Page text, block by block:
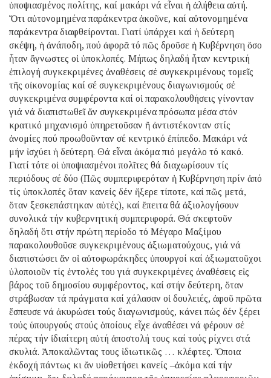
ὑποψιασμένος πολίτης, καί μακάρι νά εἶναι ἡ ἀλήθεια αὐτή.
Ὅτι αὐτονομημένα παράκεντρα ἀκοῦνε, καί αὐτονομημένα
παράκεντρα διαφθείρονται. Γιατί ὑπάρχει καί ἡ δεύτερη
σκέψη, ἡ ἀνάποδη, πού ἀφορᾶ τό πῶς δροῦσε ἡ Κυβέρνηση ὅσο
ἦταν ἄγνωστες οἱ ὑποκλοπές. Μήπως δηλαδή ἦταν κεντρική
ἐπιλογή συγκεκριμένες ἀναθέσεις σέ συγκεκριμένους τομεῖς
τῆς οἰκονομίας καί σέ συγκεκριμένους διαγωνισμούς σέ
συγκεκριμένα συμφέροντα καί οἱ παρακολουθήσεις γίνονταν
γιά νά διαπιστωθεῖ ἄν συγκεκριμένα πρόσωπα μέσα στόν
κρατικό μηχανισμό ὑπηρετοῦσαν ἤ ἀντιστέκονταν στίς
ἀνομίες πού προωθοῦνταν σέ κεντρικό ἐπίπεδο. Μακάρι νά
μήν ἰσχύει ἡ δεύτερη. Θά εἶναι ἀκόμα πιό μεγάλο τό κακό.
Γιατί τότε οἱ ὑποψιασμένοι πολῖτες θά διαχωρίσουν τίς
περιόδους σέ δύο (Πῶς συμπεριφερόταν ἡ Κυβέρνηση πρίν ἀπό
τίς ὑποκλοπές ὅταν κανείς δέν ἤξερε τίποτε, καί πῶς μετά,
ὅταν ξεσκεπάστηκαν αὐτές), καί ἔπειτα θά ἀξιολογήσουν
συνολικά τήν κυβερνητική συμπεριφορά. Θά σκεφτοῦν
δηλαδή ὅτι στήν πρώτη περίοδο τό Μέγαρο Μαξίμου
παρακολουθοῦσε συγκεκριμένους ἀξιωματούχους, γιά νά
διαπιστώσει ἄν οἱ αὐτοφωράκηδες ὑπουργοί καί ἀξιωματοῦχοι
ὑλοποιοῦν τίς ἐντολές του γιά συγκεκριμένες ἀναθέσεις εἰς
βάρος τοῦ δημοσίου συμφέροντος, καί στήν δεύτερη, ὅταν
στράβωσαν τά πράγματα καί χάλασαν οἱ δουλειές, ἀφοῦ πρῶτα
ἔσπευσε νά ἀκυρώσει τούς διαγωνισμούς, κάνει πώς δέν ξέρει
τούς ὑπουργούς στούς ὁποίους εἶχε ἀναθέσει νά φέρουν σέ
πέρας τήν ἰδιαίτερη αὐτή ἀποστολή τους καί τούς ρίχνει στά
σκυλιά. Ἀποκαλῶντας τους ἰδιωτικῶς … κλέφτες. Ὅποια
ἐκδοχή πάντως κι ἄν υἱοθετήσει κανείς –ἀκόμα καί τήν